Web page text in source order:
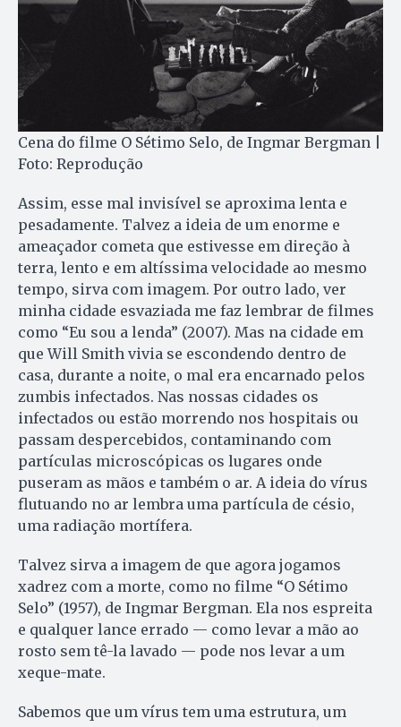
Cena do filme O Sétimo Selo, de Ingmar Bergman |
Foto: Reprodução
Assim, esse mal invisível se aproxima lenta e
pesadamente. Talvez a ideia de um enorme e
ameaçador cometa que estivesse em direção à
terra, lento e em altíssima velocidade ao mesmo
tempo, sirva com imagem. Por outro lado, ver
minha cidade esvaziada me faz lembrar de filmes
como “Eu sou a lenda” (2007). Mas na cidade em
que Will Smith vivia se escondendo dentro de
casa, durante a noite, o mal era encarnado pelos
zumbis infectados. Nas nossas cidades os
infectados ou estão morrendo nos hospitais ou
passam despercebidos, contaminando com
partículas microscópicas os lugares onde
puseram as mãos e também o ar. A ideia do vírus
flutuando no ar lembra uma partícula de césio,
uma radiação mortífera.
Talvez sirva a imagem de que agora jogamos
xadrez com a morte, como no filme “O Sétimo
Selo” (1957), de Ingmar Bergman. Ela nos espreita
e qualquer lance errado — como levar a mão ao
rosto sem tê-la lavado — pode nos levar a um
xeque-mate.
Sabemos que um vírus tem uma estrutura, um